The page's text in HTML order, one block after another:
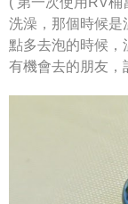
洗澡，那個時候是
點多去泡的時候，
有機會去的朋友，